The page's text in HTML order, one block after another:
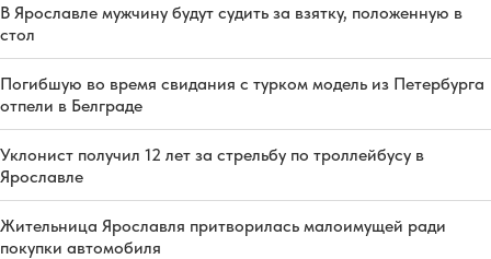
В Ярославле мужчину будут судить за взятку, положенную в
стол
Погибшую во время свидания с турком модель из Петербурга
отпели в Белграде
Уклонист получил 12 лет за стрельбу по троллейбусу в
Ярославле
Жительница Ярославля притворилась малоимущей ради
покупки автомобиля